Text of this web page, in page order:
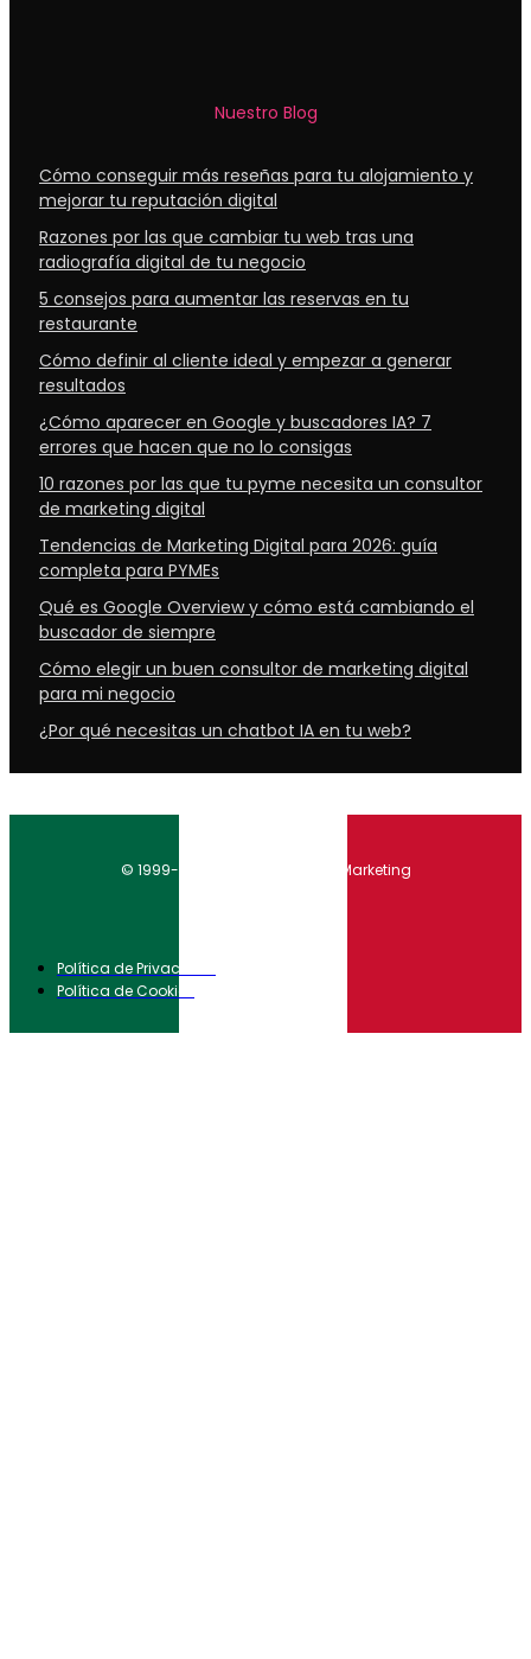
Nuestro Blog
Cómo conseguir más reseñas para tu alojamiento y
mejorar tu reputación digital
Razones por las que cambiar tu web tras una
radiografía digital de tu negocio
5 consejos para aumentar las reservas en tu
restaurante
Cómo definir al cliente ideal y empezar a generar
resultados
¿Cómo aparecer en Google y buscadores IA? 7
errores que hacen que no lo consigas
10 razones por las que tu pyme necesita un consultor
de marketing digital
Tendencias de Marketing Digital para 2026: guía
completa para PYMEs
Qué es Google Overview y cómo está cambiando el
buscador de siempre
Cómo elegir un buen consultor de marketing digital
para mi negocio
¿Por qué necesitas un chatbot IA en tu web?
© 1999-2020 SERSEO Inbound Marketing
Política de Privacidad
Política de Cookies